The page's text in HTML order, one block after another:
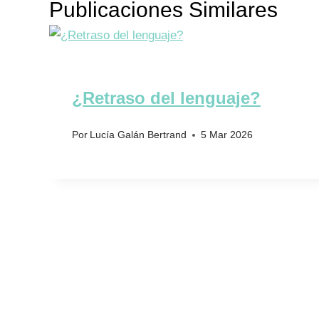
Publicaciones Similares
¿Retraso del lenguaje?
Por Lucía Galán Bertrand 5 Mar 2026